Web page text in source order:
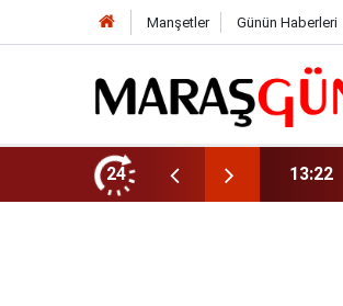
Manşetler Günün Haberleri
24 13:17